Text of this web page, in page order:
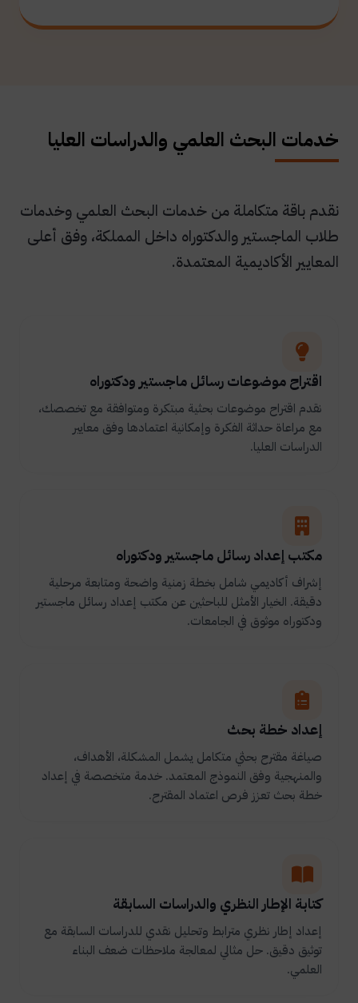
خدمات البحث العلمي والدراسات العليا
نقدم باقة متكاملة من خدمات البحث العلمي وخدمات
طلاب الماجستير والدكتوراه داخل المملكة، وفق أعلى
المعايير الأكاديمية المعتمدة.
اقتراح موضوعات رسائل ماجستير ودكتوراه
نقدم اقتراح موضوعات بحثية مبتكرة ومتوافقة مع تخصصك،
مع مراعاة حداثة الفكرة وإمكانية اعتمادها وفق معايير
الدراسات العليا.
مكتب إعداد رسائل ماجستير ودكتوراه
إشراف أكاديمي شامل بخطة زمنية واضحة ومتابعة مرحلية
دقيقة. الخيار الأمثل للباحثين عن مكتب إعداد رسائل ماجستير
ودكتوراه موثوق في الجامعات.
إعداد خطة بحث
صياغة مقترح بحثي متكامل يشمل المشكلة، الأهداف،
والمنهجية وفق النموذج المعتمد. خدمة متخصصة في إعداد
خطة بحث تعزز فرص اعتماد المقترح.
كتابة الإطار النظري والدراسات السابقة
إعداد إطار نظري مترابط وتحليل نقدي للدراسات السابقة مع
توثيق دقيق. حل مثالي لمعالجة ملاحظات ضعف البناء
العلمي.